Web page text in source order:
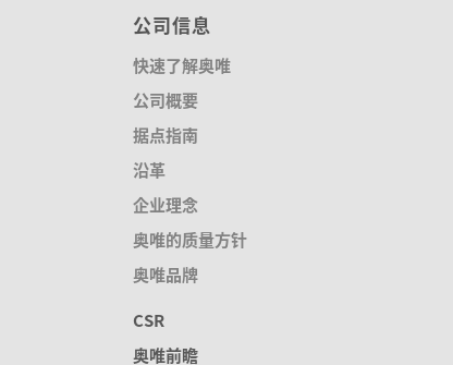
公司信息
快速了解奥唯
公司概要
据点指南
沿革
企业理念
奥唯的质量方针
奥唯品牌
CSR
奥唯前瞻